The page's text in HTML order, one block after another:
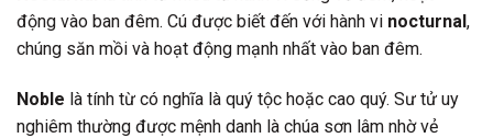
động vào ban đêm. Cú được biết đến với hành vi nocturnal,
chúng săn mồi và hoạt động mạnh nhất vào ban đêm.
Noble là tính từ có nghĩa là quý tộc hoặc cao quý. Sư tử uy
nghiêm thường được mệnh danh là chúa sơn lâm nhờ vẻ